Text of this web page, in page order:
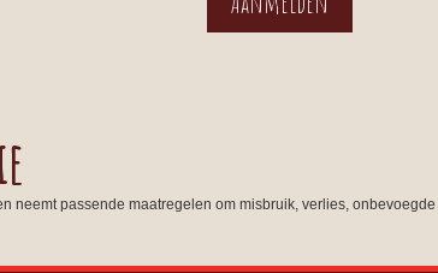
neemt passende maatregelen om misbruik, verlies,